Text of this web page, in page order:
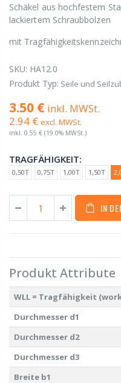
Schäkel aus hochfestem
lackiertem Schraubbolzen
mit
SKU: HA12.0
Produkt Typ: Seile und
3.50 € inkl. MWSt.
2.94 € excl. MWSt.
inkl. 0.55 € (19.0% MWSt.)
TRAGFÄHIGKEIT:
0,50T 0,75T 1,00T 1,50T
IN
Produkt Attribute
WLL = Tragfähigkeit
Durchmesser d1
Durchmesser d2
Durchmesser d3
Breite b1